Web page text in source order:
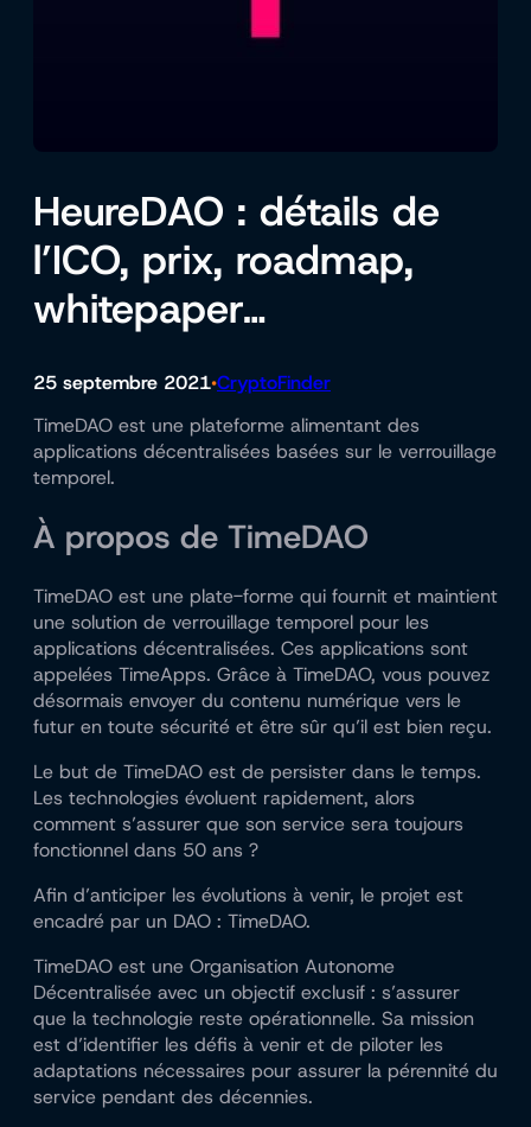
HeureDAO : détails de
l’ICO, prix, roadmap,
whitepaper…
25 septembre 2021•CryptoFinder
TimeDAO est une plateforme alimentant des
applications décentralisées basées sur le verrouillage
temporel.
À propos de TimeDAO
TimeDAO est une plate-forme qui fournit et maintient
une solution de verrouillage temporel pour les
applications décentralisées. Ces applications sont
appelées TimeApps. Grâce à TimeDAO, vous pouvez
désormais envoyer du contenu numérique vers le
futur en toute sécurité et être sûr qu’il est bien reçu.
Le but de TimeDAO est de persister dans le temps.
Les technologies évoluent rapidement, alors
comment s’assurer que son service sera toujours
fonctionnel dans 50 ans ?
Afin d’anticiper les évolutions à venir, le projet est
encadré par un DAO : TimeDAO.
TimeDAO est une Organisation Autonome
Décentralisée avec un objectif exclusif : s’assurer
que la technologie reste opérationnelle. Sa mission
est d’identifier les défis à venir et de piloter les
adaptations nécessaires pour assurer la pérennité du
service pendant des décennies.